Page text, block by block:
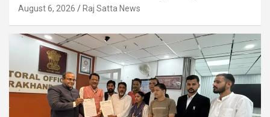
August 6, 2026 Raj Satta News